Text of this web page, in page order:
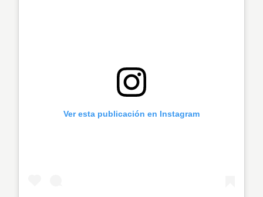
Ver esta publicación en Instagram